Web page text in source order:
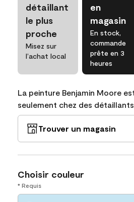
détaillant
le plus
proche
Misez sur
l’achat local
en
magasin
En stock,
commande
prête en 3
heures
La peinture Benjamin Moore
seulement chez des
Trouver un magasin
Choisir couleur
* Requis